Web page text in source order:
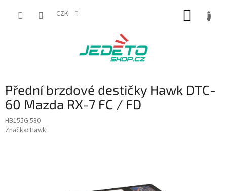
CZK
Přední brzdové destičky Hawk DTC-
60 Mazda RX-7 FC / FD
HB155G.580
Značka: Hawk